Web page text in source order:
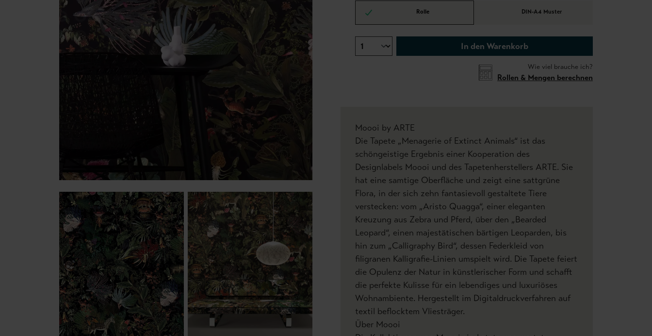
Rolle DIN-A4 Muster
In den Warenkorb
Wie viel brauche ich?
Rollen & Mengen berechnen
Moooi by ARTE
Die Tapete „Menagerie of Extinct Animals“ ist das
schöngeistige Ergebnis einer Kooperation des
Designlabels Moooi und des Tapetenherstellers ARTE. Sie
hat eine samtige Oberfläche und zeigt eine sattgrüne
Flora, in der sich zehn fantasievoll gestaltete Tiere
verstecken: vom „Aristo Quagga“, einer eleganten
Kreuzung aus Zebra und Pferd, über den „Bearded
Leopard“, einen majestätischen bärtigen Leoparden, bis
hin zum „Calligraphy Bird“, dessen Federkleid von
filigranen Kalligrafie-Linien umspielt wird. Die Tapete feiert
die Opulenz der Natur in künstlerischer Form und schafft
die perfekte Kulisse für ein lebendiges und luxuriöses
Wohnambiente. Hergestellt im Digitaldruckverfahren auf
textil beflocktem Vliesträger.
Über Moooi